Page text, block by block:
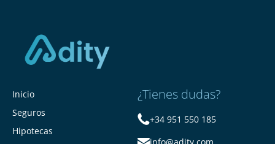
Inicio
Seguros
Hipotecas
¿Tienes dudas?
+34 951 550 185